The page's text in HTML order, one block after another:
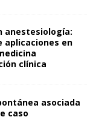
anestesiología:
aplicaciones en
clínica
asociada
caso